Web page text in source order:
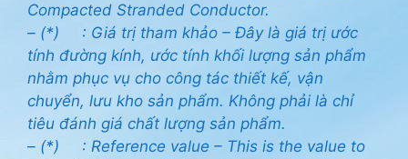
Compacted Stranded Conductor.
– (*) : Giá trị tham khảo – Đây là giá trị ước
tính đường kính, ước tính khối lượng sản phẩm
nhằm phục vụ cho công tác thiết kế, vận
chuyển, lưu kho sản phẩm. Không phải là chỉ
tiêu đánh giá chất lượng sản phẩm.
– (*) : Reference value – This is the value to